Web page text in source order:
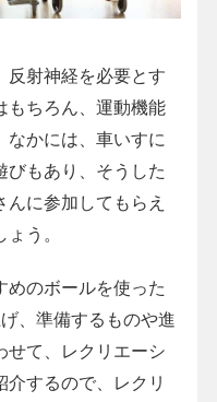
反射神経を必要とす
もちろん、運動機能
なかには、車いすに
びもあり、そうした
に参加してもらえ
う。
めのボールを使った
、準備するものや進
せて、レクリエーシ
介するので、レクリ